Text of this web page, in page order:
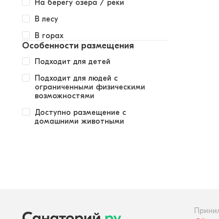
На берегу озера / реки
В лесу
В горах
Особенности размещения
Подходит для детей
Подходит для людей с
ограниченными физическими
возможностями
Доступно размещение с
домашними животными